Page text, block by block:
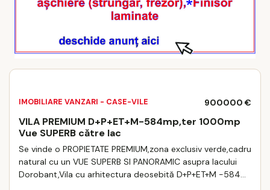
IMOBILIARE VANZARI - CASE-VILE 900000 €
VILA PREMIUM D+P+ET+M-584mp,ter 1000mp
Vue SUPERB către lac
Se vinde o PROPIETATE PREMIUM,zona exclusiv verde,cadru
natural cu un VUE SUPERB SI PANORAMIC asupra lacului
Dorobant,Vila cu arhitectura deosebită D+P+ET+M -584